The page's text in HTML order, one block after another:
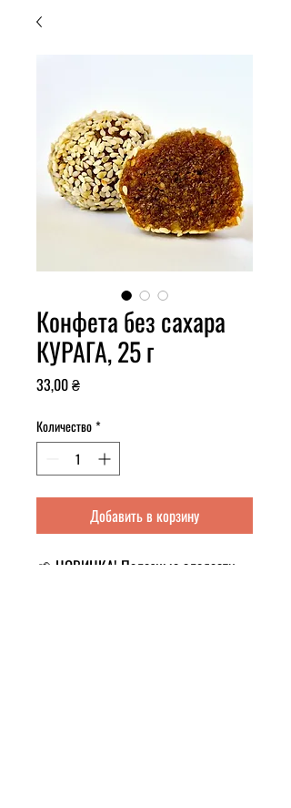
Конфета без сахара
КУРАГА, 25 г
33,00 ₴Цена
Количество*
Добавить в корзину
🌱 НОВИНКА! Полезные сладости